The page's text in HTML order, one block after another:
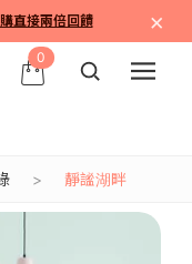
直接兩倍回饋 ×
0
靜謐湖畔